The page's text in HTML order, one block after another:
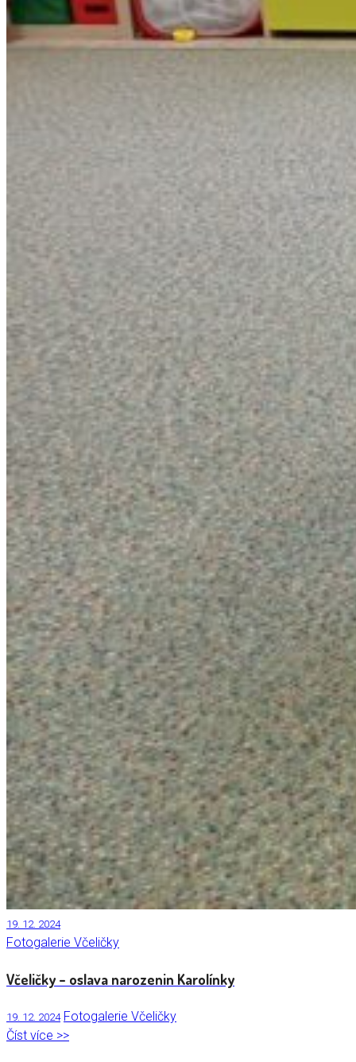
19. 12. 2024
Fotogalerie Včeličky
Včeličky – oslava narozenin Karolínky
19. 12. 2024 Fotogalerie Včeličky
Číst více >>